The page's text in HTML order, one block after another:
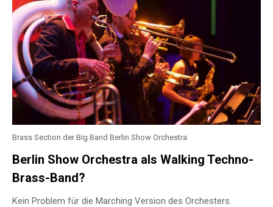
Brass Section der Big Band Berlin Show Orchestra
Berlin Show Orchestra als Walking Techno-
Brass-Band?
Kein Problem für die Marching Version des Orchesters.